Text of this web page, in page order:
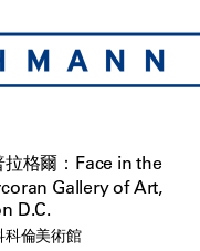
拉格爾：Face in the
Gallery of Art,
D.C.
科倫美術館